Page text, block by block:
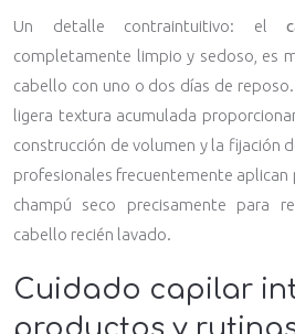
Un detalle contraintuitivo: el
completamente limpio y sedoso, es
cabello con uno o dos días de
ligera textura acumulada
construcción de volumen y la fijación
profesionales frecuentemente
champú seco precisamente para
cabello recién lavado.
Cuidado capilar